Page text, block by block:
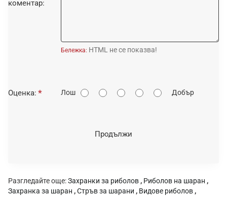
коментар:
Бележка: HTML не се показва!
О
Оценка: Лош Добър
Продължи
Разгледайте още:Захранки за риболов , Риболов на шаран ,
Захранка за шаран ,Стръв за шарани , Видове риболов ,